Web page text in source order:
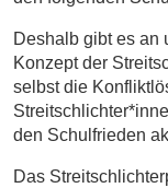
Deshalb gibt es an
Konzept der
selbst die
den Schulfrieden
Das